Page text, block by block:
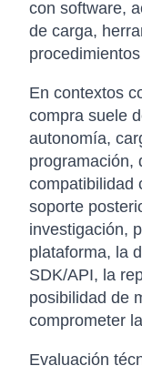
con software,
de carga,
En contextos
compra suele
autonomía,
programación,
compatibilidad
soporte
investigación,
plataforma, la
SDK/API, la
posibilidad de
comprometer
Evaluación